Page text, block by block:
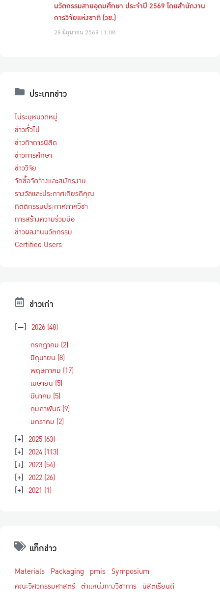
นวัตกรรมสายอุดมศึกษา ประจำปี 2569 โดยสำนักงาน
การวิจัยแห่งชาติ (วช.)
29 มิถุนายน 2569 11:08
ประเภทข่าว
ไม่ระบุหมวดหมู่
ข่าวทั่วไป
ข่าวกิจการนิสิต
ข่าวการศึกษา
ข่าววิจัย
จัดซื้อจัดจ้างและสมัครงาน
รางวัลและประกาศเกียรติคุณ
กิตติกรรมประกาศภาควิชา
การสร้างความร่วมมือ
ข่าวผลงานนวัตกรรม
Certified Users
ข่าวเก่า
[—] 2026 (48)
กรกฎาคม (2)
มิถุนายน (8)
พฤษภาคม (17)
เมษายน (5)
มีนาคม (5)
กุมภาพันธ์ (9)
มกราคม (2)
[+] 2025 (63)
[+] 2024 (113)
[+] 2023 (54)
[+] 2022 (26)
[+] 2021 (1)
แท็กข่าว
Materials Packaging pmis Symposium
คณะวิศวกรรมศาสตร์ ตำแหน่งทางวิชาการ นิสิตเรียนดี